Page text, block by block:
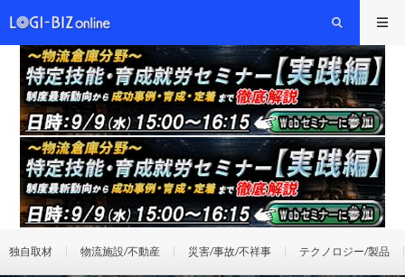
独自取材 物流施設/不動産 災害/事故/不祥事 テクノロジー/製品